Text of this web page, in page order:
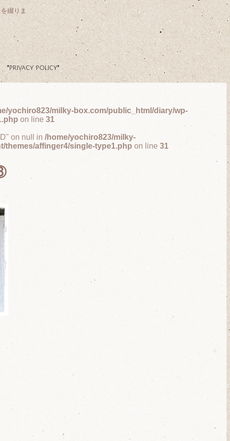
綴りま
*privacy policy*
yochiro823/milky-box.com/public_html/diary/wp-
on line 31
on null in /home/yochiro823/milky-
themes/affinger4/single-type1.php on line 31